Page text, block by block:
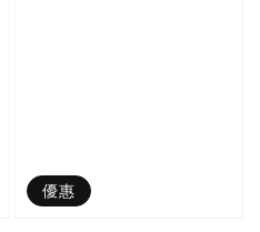
優惠